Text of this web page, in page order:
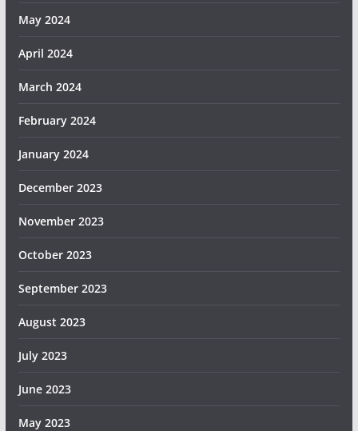
May 2024
April 2024
March 2024
February 2024
January 2024
December 2023
November 2023
October 2023
September 2023
August 2023
July 2023
June 2023
May 2023